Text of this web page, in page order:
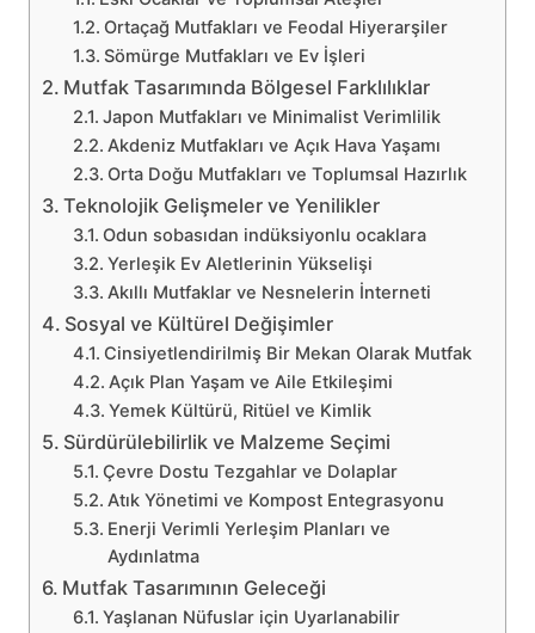
Ortaçağ Mutfakları ve Feodal Hiyerarşiler
Sömürge Mutfakları ve Ev İşleri
Mutfak Tasarımında Bölgesel Farklılıklar
Japon Mutfakları ve Minimalist Verimlilik
Akdeniz Mutfakları ve Açık Hava Yaşamı
Orta Doğu Mutfakları ve Toplumsal Hazırlık
Teknolojik Gelişmeler ve Yenilikler
Odun sobasıdan indüksiyonlu ocaklara
Yerleşik Ev Aletlerinin Yükselişi
Akıllı Mutfaklar ve Nesnelerin İnterneti
Sosyal ve Kültürel Değişimler
Cinsiyetlendirilmiş Bir Mekan Olarak Mutfak
Açık Plan Yaşam ve Aile Etkileşimi
Yemek Kültürü, Ritüel ve Kimlik
Sürdürülebilirlik ve Malzeme Seçimi
Çevre Dostu Tezgahlar ve Dolaplar
Atık Yönetimi ve Kompost Entegrasyonu
Enerji Verimli Yerleşim Planları ve
Aydınlatma
Mutfak Tasarımının Geleceği
Yaşlanan Nüfuslar için Uyarlanabilir